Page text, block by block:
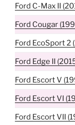
Ford C-Max II
Ford Cougar
Ford EcoSport 2
Ford Edge II
Ford Escort V
Ford Escort VI
Ford Escort VII